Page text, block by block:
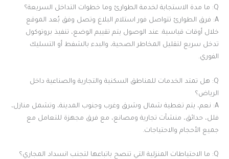
Q: ما مدة الاستجابة لخدمة الطوارئ وما خطوات التداخل السريعة؟
A: فرق الطوارئ تتواصل فور استلام البلاغ وتصل وفق بُعد الموقع
خلال أوقات قياسية. عند الوصول يتم تقييم الوضع، تنفيذ بروتوكول
تدخل سريع لتقليل المخاطر الصحية، والبدء بالشفط أو التسليك
الفوري.
Q: هل تمتد الخدمات للمناطق السكنية والتجارية والصناعية داخل
الرياض؟
A: نعم، يتم تغطية شمال وشرق وغرب وجنوب المدينة، وتشمل منازل،
فلل، حدائق، منشآت تجارية ومصانع، مع فرق مجهزة للتعامل مع
جميع الأحجام والاحتياجات.
Q: ما الاحتياطات المنزلية التي تنصح باتباعها لتجنب انسداد المجاري؟